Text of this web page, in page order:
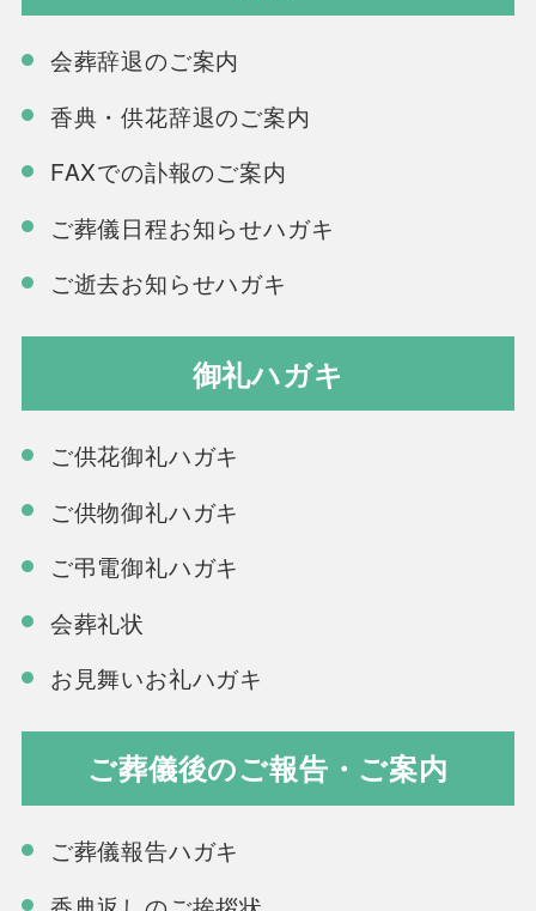
会葬辞退のご案内
香典・供花辞退のご案内
FAXでの訃報のご案内
ご葬儀日程お知らせハガキ
ご逝去お知らせハガキ
御礼ハガキ
ご供花御礼ハガキ
ご供物御礼ハガキ
ご弔電御礼ハガキ
会葬礼状
お見舞いお礼ハガキ
ご葬儀後のご報告・ご案内
ご葬儀報告ハガキ